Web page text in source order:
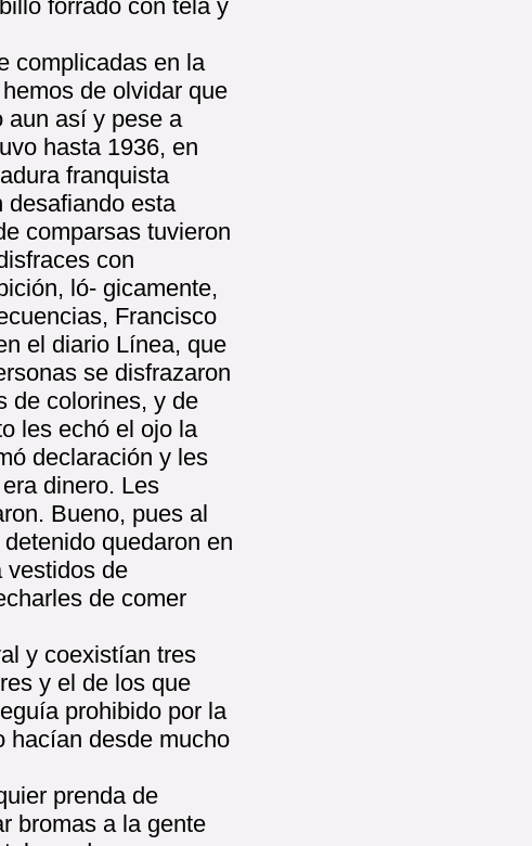
forrado con tela y
complicadas en la
de olvidar que
aun así y pese a
hasta 1936, en
franquista
desafiando esta
comparsas tuvieron
con
ló- gicamente,
Francisco
el diario Línea, que
se disfrazaron
de colorines, y de
les echó el ojo la
declaración y les
dinero. Les
Bueno, pues al
quedaron en
vestidos de
de comer
y coexistían tres
y el de los que
prohibido por la
hacían desde mucho
prenda de
bromas a la gente